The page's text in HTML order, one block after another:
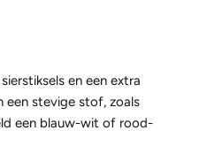
en een extra
een stevige stof, zoals
een blauw-wit of rood-